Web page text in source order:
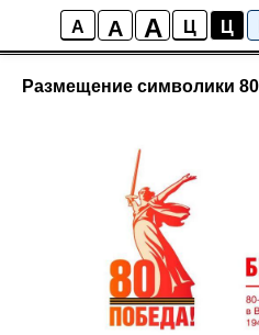
A A A Ц Ц
Размещение символики